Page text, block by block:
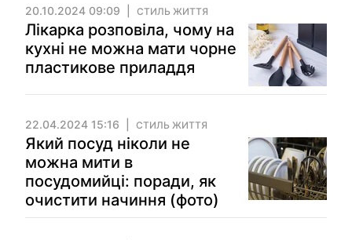
20.10.2024 09:09 СТИЛЬ ЖИТТЯ
Лікарка розповіла, чому на
кухні не можна мати чорне
пластикове приладдя
22.04.2024 15:16 СТИЛЬ ЖИТТЯ
Який посуд ніколи не
можна мити в
посудомийці: поради, як
очистити начиння (фото)